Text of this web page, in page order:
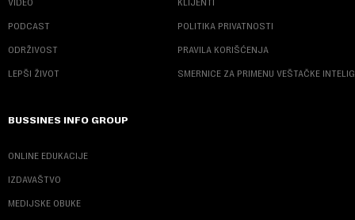
PODCAST
ODRŽIVOST
LEPŠI ŽIVOT
POLITIKA PRIVATNOSTI
PRAVILA KORIŠĆENJA
SMERNICE ZA PRIMENU VEŠTAČKE
BUSSINES INFO GROUP
ONLINE EDUKACIJE
IZDAVAŠTVO
MEDIJSKE OBUKE